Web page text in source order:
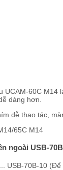
UCAM-60C M14
dàng hơn.
dễ thao tác,
65C M14
ngoài USB-
USB-70B-10